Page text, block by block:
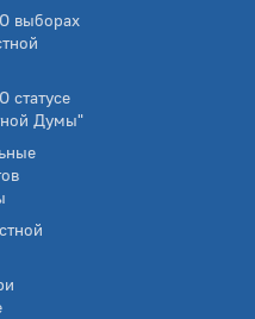
выборах
статусе
Думы"